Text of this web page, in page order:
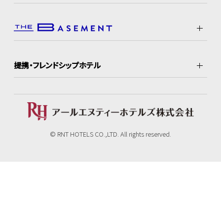
提携・フレンドシップホテル
© RNT HOTELS CO.,LTD. All rights reserved.